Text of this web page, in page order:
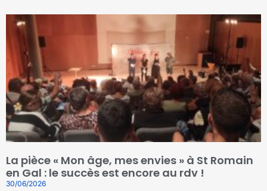
La pièce « Mon âge, mes envies » à St Romain
en Gal : le succès est encore au rdv !
30/06/2026